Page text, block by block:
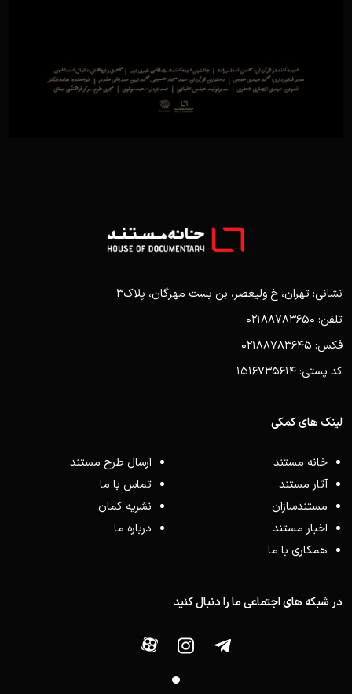
نشانی: تهران، خ ولیعصر، بن بست مهرگان، پلاک3
تلفن: 02188783650
فکس: 02188783645
کد پستی: 1516735614
لینک های کمکی
خانه مستند
آثار مستند
مستندسازان
اخبار مستند
همکاری با ما
ارسال طرح مستند
تماس با ما
نشریه کمان
درباره ما
در شبکه های اجتماعی ما را دنبال کنید